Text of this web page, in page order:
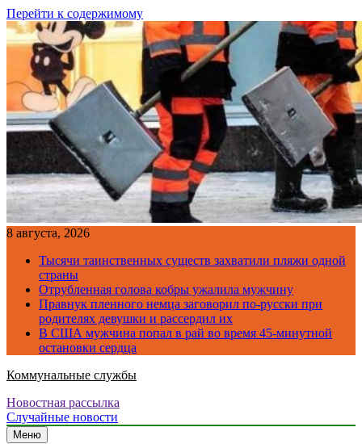
Перейти к содержимому
8 августа, 2026
Тысячи таинственных существ захватили пляжи одной
страны
Отрубленная голова кобры ужалила мужчину
Правнук пленного немца заговорил по-русски при
родителях девушки и рассердил их
В США мужчина попал в рай во время 45-минутной
остановки сердца
Коммунальные службы
Новостная рассылка
Случайные новости
Меню